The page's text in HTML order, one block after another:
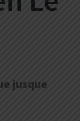
jusque